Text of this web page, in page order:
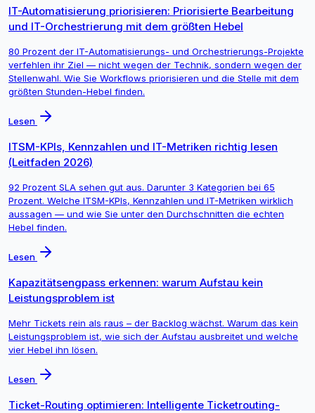
IT-Automatisierung priorisieren: Priorisierte Bearbeitung
und IT-Orchestrierung mit dem größten Hebel
80 Prozent der IT-Automatisierungs- und Orchestrierungs-Projekte
verfehlen ihr Ziel — nicht wegen der Technik, sondern wegen der
Stellenwahl. Wie Sie Workflows priorisieren und die Stelle mit dem
größten Stunden-Hebel finden.
Lesen
ITSM-KPIs, Kennzahlen und IT-Metriken richtig lesen
(Leitfaden 2026)
92 Prozent SLA sehen gut aus. Darunter 3 Kategorien bei 65
Prozent. Welche ITSM-KPIs, Kennzahlen und IT-Metriken wirklich
aussagen — und wie Sie unter den Durchschnitten die echten
Hebel finden.
Lesen
Kapazitätsengpass erkennen: warum Aufstau kein
Leistungsproblem ist
Mehr Tickets rein als raus – der Backlog wächst. Warum das kein
Leistungsproblem ist, wie sich der Aufstau ausbreitet und welche
vier Hebel ihn lösen.
Lesen
Ticket-Routing optimieren: Intelligente Ticketrouting-